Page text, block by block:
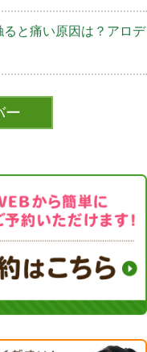
と痛い原因は？アロデ
ー